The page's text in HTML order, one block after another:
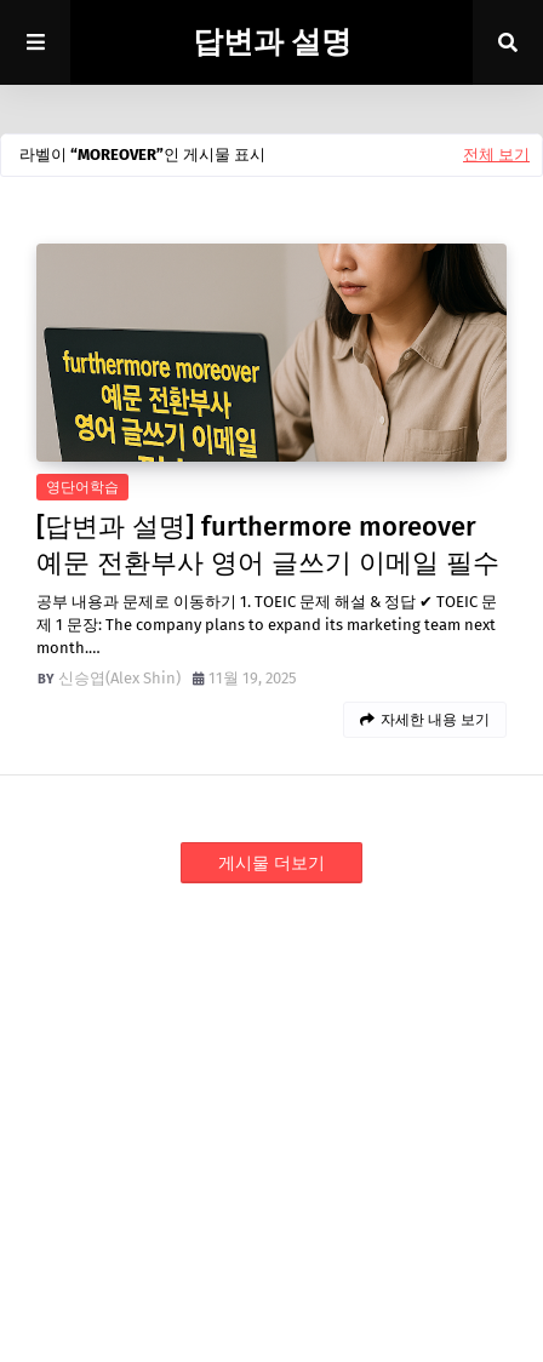
답변과 설명
라벨이 MOREOVER 인 게시물 표시 전체 보기
영단어학습
[답변과 설명] furthermore moreover
예문 전환부사 영어 글쓰기 이메일 필수
공부 내용과 문제로 이동하기 1. TOEIC 문제 해설 & 정답 ✔ TOEIC 문
제 1 문장: The company plans to expand its marketing team next
month.…
신승엽(Alex Shin)
11월 19, 2025
자세한 내용 보기
게시물 더보기